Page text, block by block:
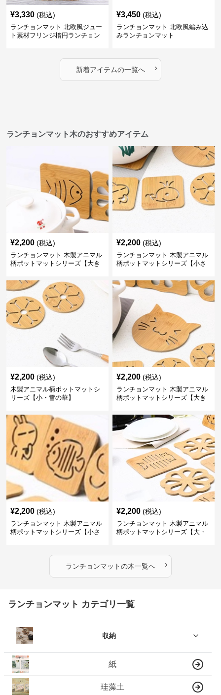
¥3,330 (税込)
ランチョンマット 北欧風ジュー
ト素材フリンジ楕円ランチョン
¥3,450 (税込)
ランチョンマット 北欧風編み込
みランチョンマット
新着アイテムの一覧へ ›
ランチョンマット木のおすすめアイテム
¥2,200 (税込)
ランチョンマット 木製アニマル
柄ポットマットシリーズ【大き
¥2,200 (税込)
ランチョンマット 木製アニマル
柄ポットマットシリーズ【小さ
¥2,200 (税込)
木製アニマル柄ポットマットシ
リーズ【小・雪の華】
¥2,200 (税込)
ランチョンマット 木製アニマル
柄ポットマットシリーズ【大き
¥2,200 (税込)
ランチョンマット 木製アニマル
柄ポットマットシリーズ【小さ
¥2,200 (税込)
ランチョンマット 木製アニマル
柄ポットマットシリーズ【大・
ランチョンマットの木一覧へ ›
ランチョンマット カテゴリ一覧
収納
紙
珪藻土